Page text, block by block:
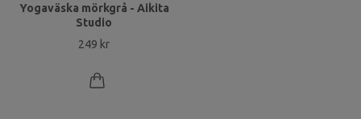
Yogaväska mörkgrå - Aikita
Studio
249 kr